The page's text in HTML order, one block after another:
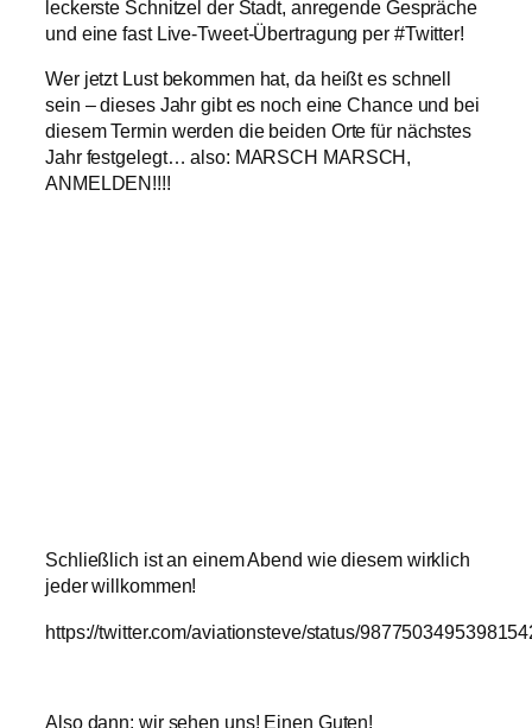
leckerste Schnitzel der Stadt, anregende Gespräche
und eine fast Live-Tweet-Übertragung per #Twitter!
Wer jetzt Lust bekommen hat, da heißt es schnell
sein – dieses Jahr gibt es noch eine Chance und bei
diesem Termin werden die beiden Orte für nächstes
Jahr festgelegt… also: MARSCH MARSCH,
ANMELDEN!!!!
Schließlich ist an einem Abend wie diesem wirklich
jeder willkommen!
https://twitter.com/aviationsteve/status/
Also dann: wir sehen uns! Einen Guten!